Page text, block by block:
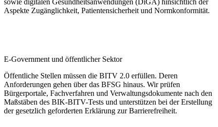
sowie digitalen Gesundheitsanwendungen (DiGA) hinsichtlich der
Aspekte Zugänglichkeit, Patientensicherheit und Normkonformität.
E-Government und öffentlicher Sektor
Öffentliche Stellen müssen die BITV 2.0 erfüllen. Deren
Anforderungen gehen über das BFSG hinaus. Wir prüfen
Bürgerportale, Fachverfahren und Verwaltungsdokumente nach den
Maßstäben des BIK-BITV-Tests und unterstützen bei der Erstellung
der gesetzlich geforderten Erklärung zur Barrierefreiheit.